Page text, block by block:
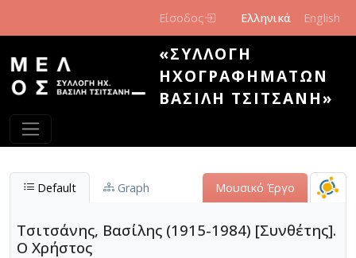
Είσοδος Ελληνικά English
«ΣΥΛΛΟΓΉ
ΗΧΟΓΡΑΦΗΜΆΤΩΝ
ΒΑΣΊΛΗ ΤΣΙΤΣΆΝΗ»
Default Graph Μουσικό Έργο
Τσιτσάνης, Βασίλης (1915-1984) [Συνθέτης].
Ο Χρήστος